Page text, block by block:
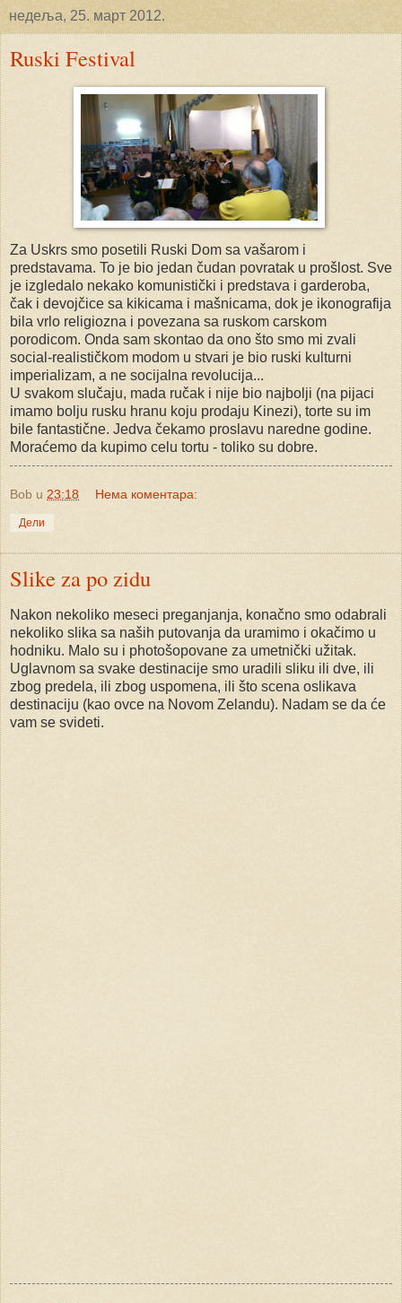
недеља, 25. март 2012.
Ruski Festival
Za Uskrs smo posetili Ruski Dom sa vašarom i
predstavama. To je bio jedan čudan povratak u prošlost. Sve
je izgledalo nekako komunistički i predstava i garderoba,
čak i devojčice sa kikicama i mašnicama, dok je ikonografija
bila vrlo religiozna i povezana sa ruskom carskom
porodicom. Onda sam skontao da ono što smo mi zvali
social-realističkom modom u stvari je bio ruski kulturni
imperializam, a ne socijalna revolucija...
U svakom slučaju, mada ručak i nije bio najbolji (na pijaci
imamo bolju rusku hranu koju prodaju Kinezi), torte su im
bile fantastične. Jedva čekamo proslavu naredne godine.
Moraćemo da kupimo celu tortu - toliko su dobre.
Bob u 23:18 Нема коментара:
Дели
Slike za po zidu
Nakon nekoliko meseci preganjanja, konačno smo odabrali
nekoliko slika sa naših putovanja da uramimo i okačimo u
hodniku. Malo su i photošopovane za umetnički užitak.
Uglavnom sa svake destinacije smo uradili sliku ili dve, ili
zbog predela, ili zbog uspomena, ili što scena oslikava
destinaciju (kao ovce na Novom Zelandu). Nadam se da će
vam se svideti.